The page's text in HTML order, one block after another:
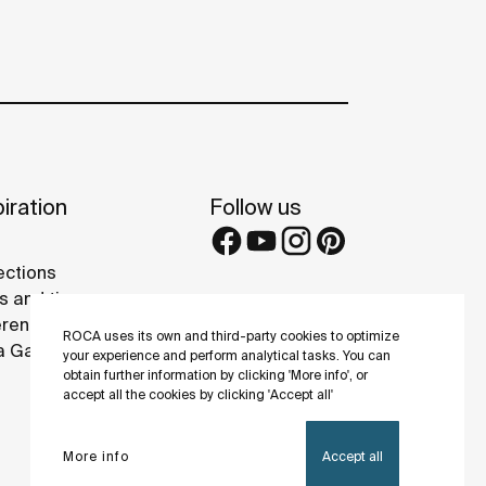
ROCA uses its own and third-party cookies to optimize
your experience and perform analytical tasks. You can
obtain further information by clicking 'More info', or
accept all the cookies by clicking 'Accept all'
More info Accept all
and tips
projects
Galleries
Follow us